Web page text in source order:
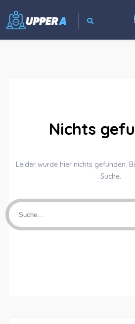
Nichts
Leider wurde hier nichts gefunden.
Suche.